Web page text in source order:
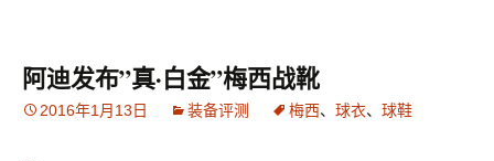
阿迪发布”真·白金”梅西战靴
2016年1月13日 装备评测 梅西、 球衣、 球鞋